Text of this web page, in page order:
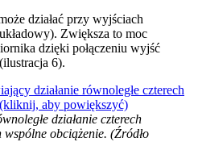
działać przy wyjściach
Zwiększa to moc
dzięki połączeniu wyjść
6).
działanie czterech
obciążenie. (Źródło